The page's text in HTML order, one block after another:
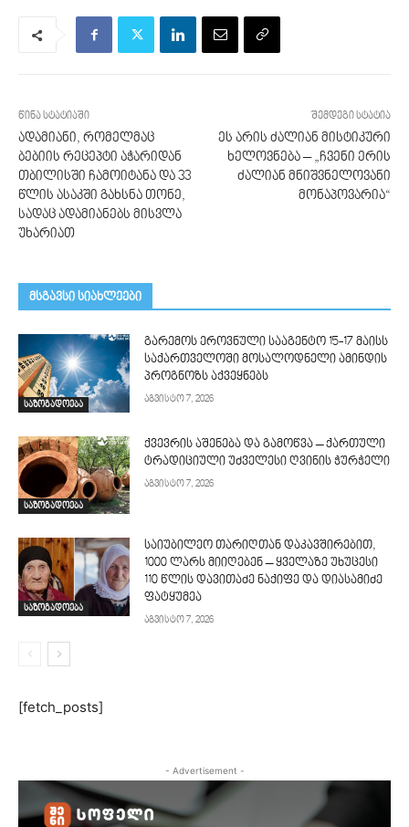
წინა სტატიაში
ადამიანი, რომელმაც
ბებიის რეცეპტი აჭარიდან
თბილისში ჩამოიტანა და 33
წლის ასაკში გახსნა თონე,
სადაც ადამიანებს მისვლა
უხარიათ
შემდეგი სტატია
ეს არის ძალიან მისტიკური
ხელოვნება – „ჩვენი ერის
ძალიან მნიშვნელოვანი
მონაპოვარია“
მსგავსი სიახლეები
საზოგადოება
გარემოს ეროვნული სააგენტო 15-17 მაისს
საქართველოში მოსალოდნელი ამინდის
პროგნოზს აქვეყნებს
აგვისტო 7, 2026
საზოგადოება
ქვევრის აშენება და გამოწვა – ქართული
ტრადიციული უძველესი ღვინის ჭურჭელი
აგვისტო 7, 2026
საზოგადოება
საიუბილეო თარიღთან დაკავშირებით,
1000 ლარს მიიღებენ – ყველაზე უხუცესი
110 წლის დავითაძე ნაქიფე და დიასამიძე
ფატყუმეა
აგვისტო 7, 2026
[fetch_posts]
- Advertisement -